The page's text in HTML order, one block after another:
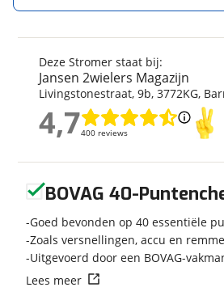
Modeljaar
2025
Wielmaat
27 inch
Nieuw of occasion
Nieuw
Transmissie
Aantal versnellingen
9
Framemateriaal
Kleur
Grijs
Fabriekskleur
Deze Stromer staat bij:
Jansen 2wielers Magazijn
Livingstonestraat, 9b, 3772KG,
4,7400 reviews
4,7
Naam
E-mailadres
Telefoonnummer (optioneel)
Vraag mijn
BOVAG 40-
Goed bevonden op 40 essentiële
Zoals versnellingen, accu en
Uitgevoerd door een BOVAG-
Lees meer